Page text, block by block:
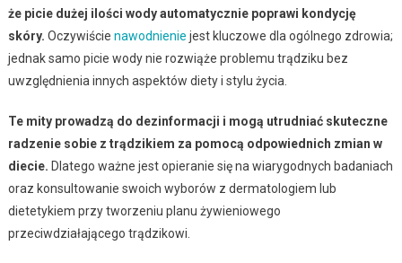
że picie dużej ilości wody automatycznie poprawi kondycję
skóry. Oczywiście nawodnienie jest kluczowe dla ogólnego zdrowia;
jednak samo picie wody nie rozwiąże problemu trądziku bez
uwzględnienia innych aspektów diety i stylu życia.
Te mity prowadzą do dezinformacji i mogą utrudniać skuteczne
radzenie sobie z trądzikiem za pomocą odpowiednich zmian w
diecie. Dlatego ważne jest opieranie się na wiarygodnych badaniach
oraz konsultowanie swoich wyborów z dermatologiem lub
dietetykiem przy tworzeniu planu żywieniowego
przeciwdziałającego trądzikowi.